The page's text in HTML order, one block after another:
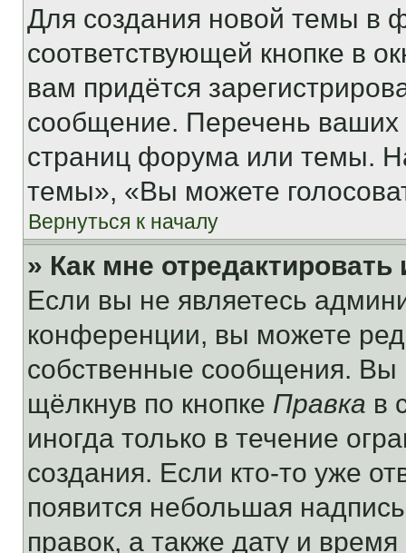
Для создания новой темы в
соответствующей кнопке в
вам придётся
сообщение. Перечень ваших
страниц форума или темы.
темы», «Вы можете
Вернуться к началу
» Как мне
Если вы не являетесь
конференции, вы можете
собственные сообщения. Вы
щёлкнув по кнопке Правка в
иногда только в течение
создания. Если кто-то уже
появится небольшая
правок, а также дату и